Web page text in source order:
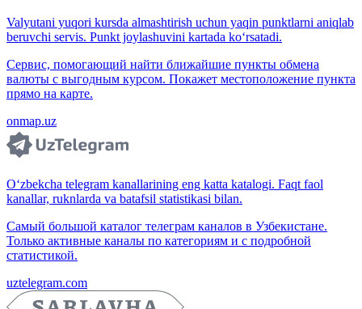
Valyutani yuqori kursda almashtirish uchun yaqin punktlarni aniqlab
beruvchi servis. Punkt joylashuvini kartada ko‘rsatadi.
Сервис, помогающий найти ближайшие пункты обмена
валюты с выгодным курсом. Покажет местоположение пункта
прямо на карте.
onmap.uz
O‘zbekcha telegram kanallarining eng katta katalogi. Faqt faol
kanallar, ruknlarda va batafsil statistikasi bilan.
Самый большой каталог телеграм каналов в Узбекистане.
Только активные каналы по категориям и с подробной
статистикой.
uztelegram.com